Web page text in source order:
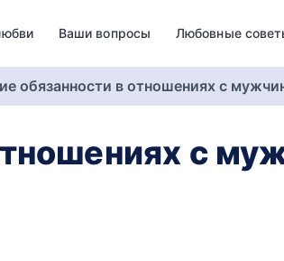
Ваши вопросы Любовные
обязанности в отношениях с
с